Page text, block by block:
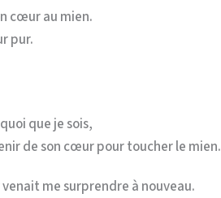
cœur au mien.
pur.
que je sois,
de son cœur pour toucher le mien.
me surprendre à nouveau.